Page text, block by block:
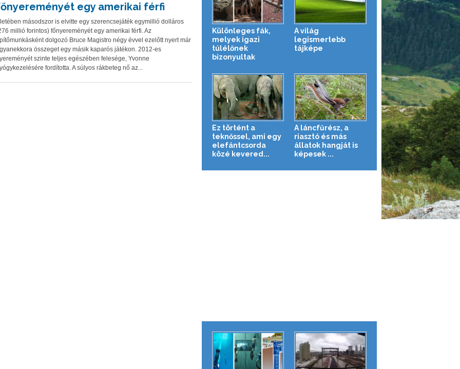
egy amerikai férfi
másodszor is elvitte egy szerencsejáték egymillió dolláros
millió forintos) főnyereményét egy amerikai férfi. Az
dolgozó Bruce Magistro négy évvel ezelőtt nyert már
összeget egy másik kaparós játékon. 2012-es
szinte teljes egészében felesége, Yvonne
fordította. A súlyos rákbeteg nő az...
Különleges fák,
melyek igazi
túlélőnek
bizonyultak
A világ
legismertebb
tájképe
Ez történt a
teknőssel, ami egy
elefántcsorda
közé kevered...
A láncfűrész, a
riasztó és más
állatok hangját is
képesek ...